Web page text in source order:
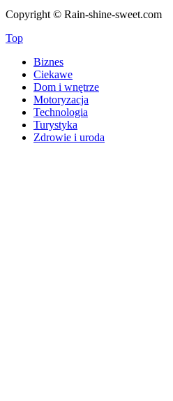
Copyright © Rain-shine-sweet.com
Top
Biznes
Ciekawe
Dom i wnętrze
Motoryzacja
Technologia
Turystyka
Zdrowie i uroda